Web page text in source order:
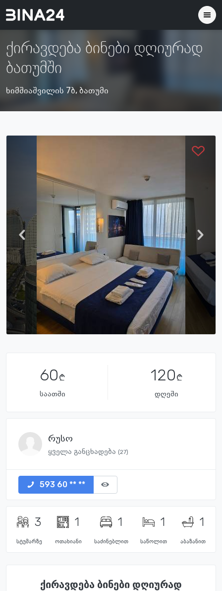
ქირავდება ბინები დღიურად
ბათუმში
ხიმშიაშვილის 7ბ, ბათუმი
60
საათში
120
დღეში
რუსო
ყველა განცხადება (27)
593 60 ** **
3
სტუმარზე
1
ოთახიანი
1
საძინებლით
1
საწოლით
1
აბაზანით
ქირავდება ბინები დღიურად